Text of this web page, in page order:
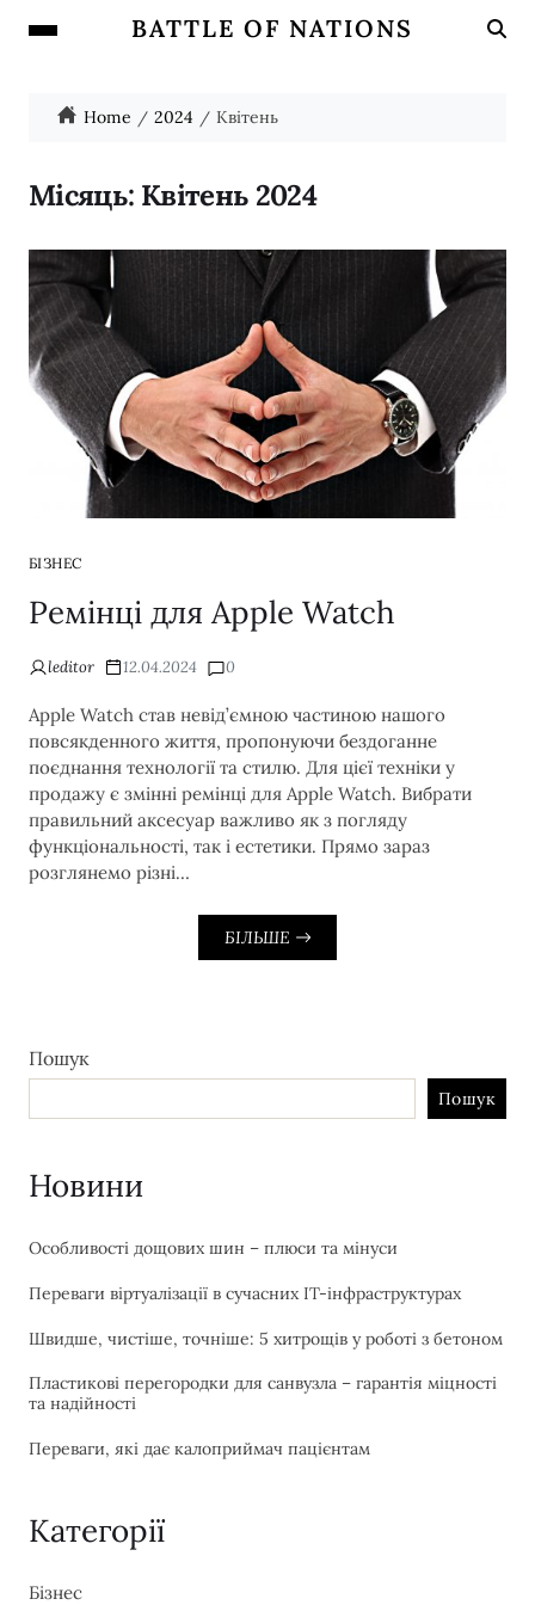
BATTLE OF NATIONS
Home 2024 Квітень
Місяць: Квітень 2024
БІЗНЕС
Ремінці для Apple Watch
leditor 12.04.2024 0
Apple Watch став невід’ємною частиною нашого
повсякденного життя, пропонуючи бездоганне
поєднання технології та стилю. Для цієї техніки у
продажу є змінні ремінці для Apple Watch. Вибрати
правильний аксесуар важливо як з погляду
функціональності, так і естетики. Прямо зараз
розглянемо різні…
БІЛЬШЕ
Пошук
Пошук
Новини
Особливості дощових шин – плюси та мінуси
Переваги віртуалізації в сучасних IT-інфраструктурах
Швидше, чистіше, точніше: 5 хитрощів у роботі з бетоном
Пластикові перегородки для санвузла – гарантія міцності
та надійності
Переваги, які дає калоприймач пацієнтам
Категорії
Бізнес